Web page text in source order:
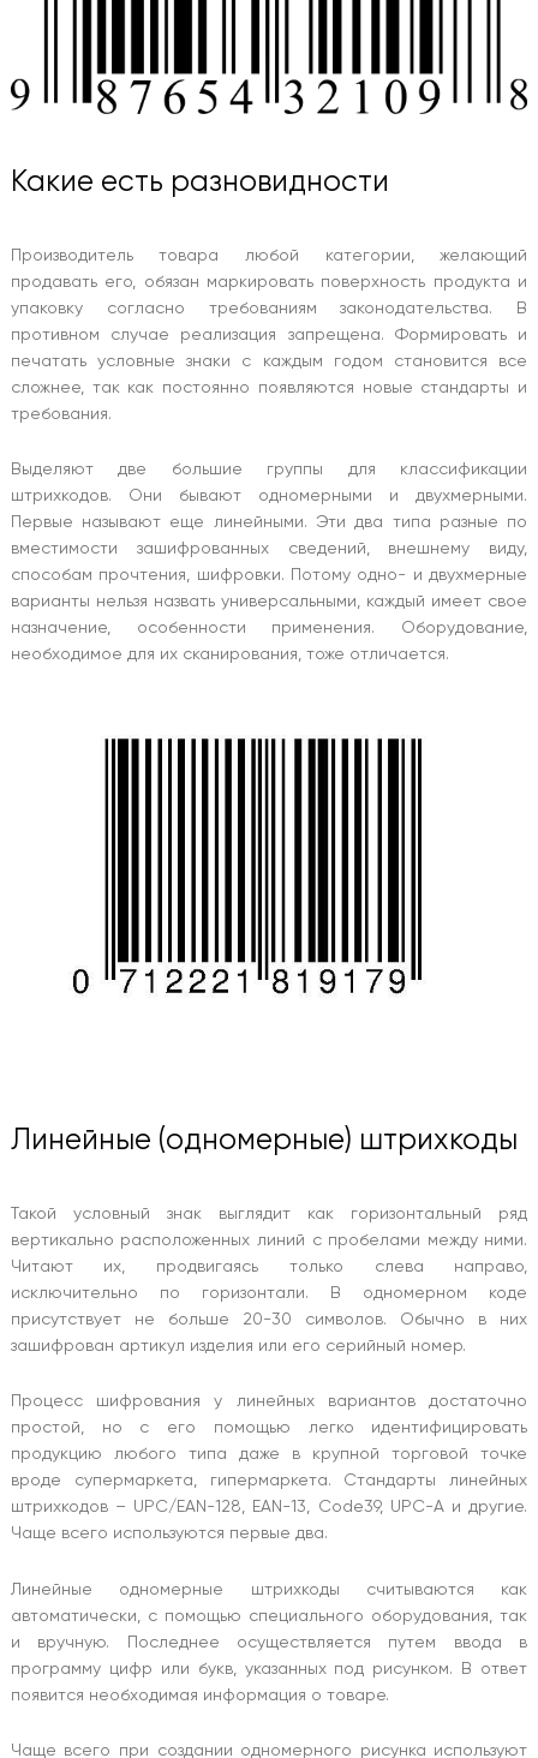
Какие есть разновидности
Производитель товара любой категории, желающий
продавать его, обязан маркировать поверхность продукта и
упаковку согласно требованиям законодательства. В
противном случае реализация запрещена. Формировать и
печатать условные знаки с каждым годом становится все
сложнее, так как постоянно появляются новые стандарты и
требования.
Выделяют две большие группы для классификации
штрихкодов. Они бывают одномерными и двухмерными.
Первые называют еще линейными. Эти два типа разные по
вместимости зашифрованных сведений, внешнему виду,
способам прочтения, шифровки. Потому одно- и двухмерные
варианты нельзя назвать универсальными, каждый имеет свое
назначение, особенности применения. Оборудование,
необходимое для их сканирования, тоже отличается.
Линейные (одномерные) штрихкоды
Такой условный знак выглядит как горизонтальный ряд
вертикально расположенных линий с пробелами между ними.
Читают их, продвигаясь только слева направо,
исключительно по горизонтали. В одномерном коде
присутствует не больше 20-30 символов. Обычно в них
зашифрован артикул изделия или его серийный номер.
Процесс шифрования у линейных вариантов достаточно
простой, но с его помощью легко идентифицировать
продукцию любого типа даже в крупной торговой точке
вроде супермаркета, гипермаркета. Стандарты линейных
штрихкодов – UPC/EAN-128, EAN-13, Code39, UPC-A и другие.
Чаще всего используются первые два.
Линейные одномерные штрихкоды считываются как
автоматически, с помощью специального оборудования, так
и вручную. Последнее осуществляется путем ввода в
программу цифр или букв, указанных под рисунком. В ответ
появится необходимая информация о товаре.
Чаще всего при создании одномерного рисунка используют